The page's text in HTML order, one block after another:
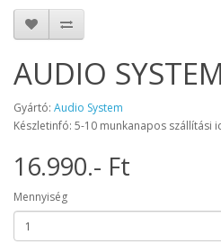
AUDIO
Gyártó: Audio System
Készletinfó: 5-10 munkanapos szállítási
16.990.- Ft
Mennyiség